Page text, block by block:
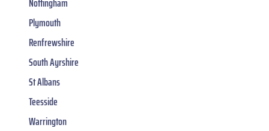
Plymouth
Renfrewshire
South Ayrshire
St Albans
Teesside
Warrington